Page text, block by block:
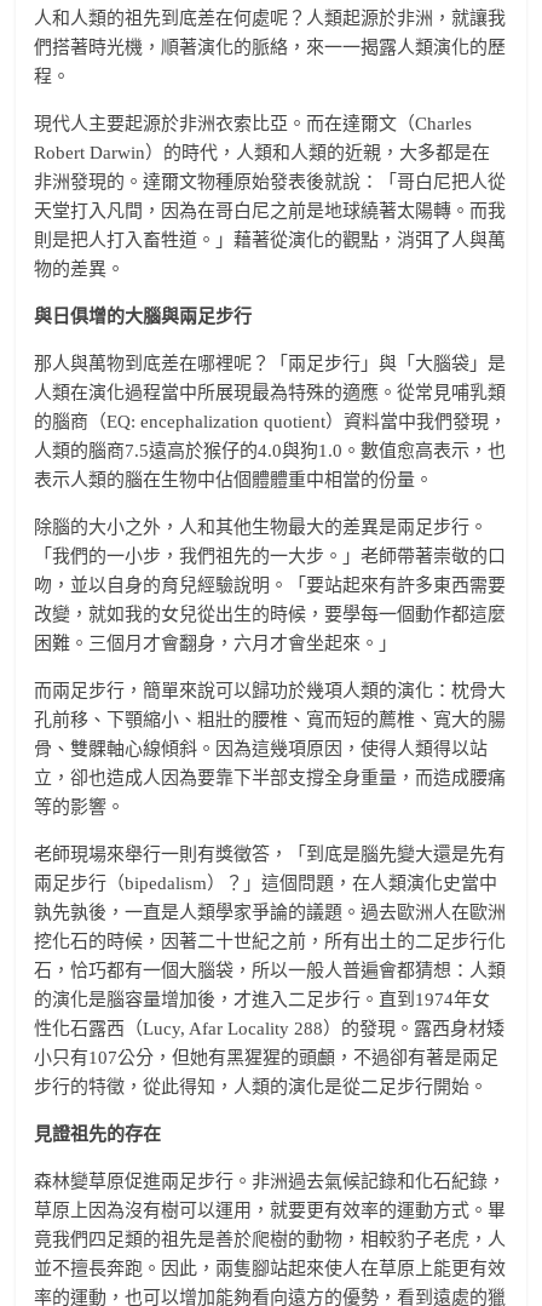
人和人類的祖先到底差在何處呢？人類起源於非洲，就讓我
們搭著時光機，順著演化的脈絡，來一一揭露人類演化的歷
程。
現代人主要起源於非洲衣索比亞。而在達爾文（Charles
Robert Darwin）的時代，人類和人類的近親，大多都是在
非洲發現的。達爾文物種原始發表後就說：「哥白尼把人從
天堂打入凡間，因為在哥白尼之前是地球繞著太陽轉。而我
則是把人打入畜牲道。」藉著從演化的觀點，消弭了人與萬
物的差異。
與日俱增的大腦與兩足步行
那人與萬物到底差在哪裡呢？「兩足步行」與「大腦袋」是
人類在演化過程當中所展現最為特殊的適應。從常見哺乳類
的腦商（EQ: encephalization quotient）資料當中我們發現，
人類的腦商7.5遠高於猴仔的4.0與狗1.0。數值愈高表示，也
表示人類的腦在生物中佔個體體重中相當的份量。
除腦的大小之外，人和其他生物最大的差異是兩足步行。
「我們的一小步，我們祖先的一大步。」老師帶著崇敬的口
吻，並以自身的育兒經驗說明。「要站起來有許多東西需要
改變，就如我的女兒從出生的時候，要學每一個動作都這麼
困難。三個月才會翻身，六月才會坐起來。」
而兩足步行，簡單來說可以歸功於幾項人類的演化：枕骨大
孔前移、下顎縮小、粗壯的腰椎、寬而短的薦椎、寬大的腸
骨、雙髁軸心線傾斜。因為這幾項原因，使得人類得以站
立，卻也造成人因為要靠下半部支撐全身重量，而造成腰痛
等的影響。
老師現場來舉行一則有獎徵答，「到底是腦先變大還是先有
兩足步行（bipedalism）？」這個問題，在人類演化史當中
孰先孰後，一直是人類學家爭論的議題。過去歐洲人在歐洲
挖化石的時候，因著二十世紀之前，所有出土的二足步行化
石，恰巧都有一個大腦袋，所以一般人普遍會都猜想：人類
的演化是腦容量增加後，才進入二足步行。直到1974年女
性化石露西（Lucy, Afar Locality 288）的發現。露西身材矮
小只有107公分，但她有黑猩猩的頭顱，不過卻有著是兩足
步行的特徵，從此得知，人類的演化是從二足步行開始。
見證祖先的存在
森林變草原促進兩足步行。非洲過去氣候記錄和化石紀錄，
草原上因為沒有樹可以運用，就要更有效率的運動方式。畢
竟我們四足類的祖先是善於爬樹的動物，相較豹子老虎，人
並不擅長奔跑。因此，兩隻腳站起來使人在草原上能更有效
率的運動，也可以增加能夠看向遠方的優勢，看到遠處的獵